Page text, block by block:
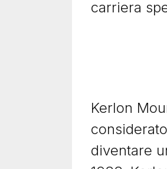
carriera
Kerlon
diventare
Julius
vivere di
Da Football
Premier League,